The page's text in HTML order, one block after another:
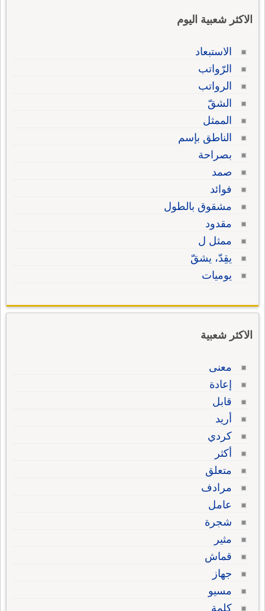
الاكثر شعبية اليوم
الاستبعاد
الرّواتب
الرواتب
الشقّ
الممثل
الناطق بإسم
بصراحة
صمد
فوائد
مشقوق بالطول
مقدود
ممثل ل
يقِدّ، يشقّ
يوميات
الاكثر شعبية
معنى
إعادة
قابل
أريد
كردي
أكثر
متعلق
مرادف
عامل
شجرة
مثير
قماش
جهاز
مسيو
كلمة